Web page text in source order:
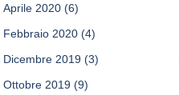
Aprile 2020 (6)
Febbraio 2020 (4)
Dicembre 2019 (3)
Ottobre 2019 (9)